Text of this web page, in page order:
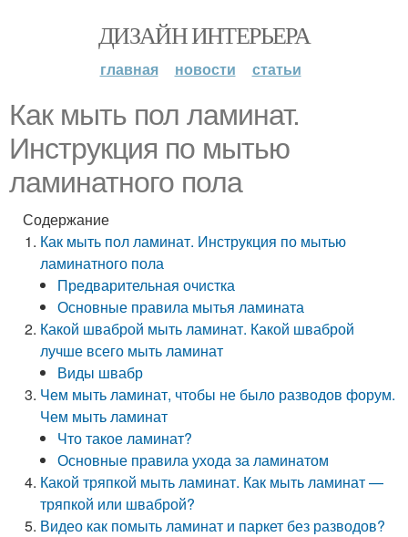
ДИЗАЙН ИНТЕРЬЕРА
главная новости статьи
Как мыть пол ламинат.
Инструкция по мытью
ламинатного пола
Содержание
Как мыть пол ламинат. Инструкция по мытью
ламинатного пола
Предварительная очистка
Основные правила мытья ламината
Какой шваброй мыть ламинат. Какой шваброй
лучше всего мыть ламинат
Виды швабр
Чем мыть ламинат, чтобы не было разводов форум.
Чем мыть ламинат
Что такое ламинат?
Основные правила ухода за ламинатом
Какой тряпкой мыть ламинат. Как мыть ламинат —
тряпкой или шваброй?
Видео как помыть ламинат и паркет без разводов?